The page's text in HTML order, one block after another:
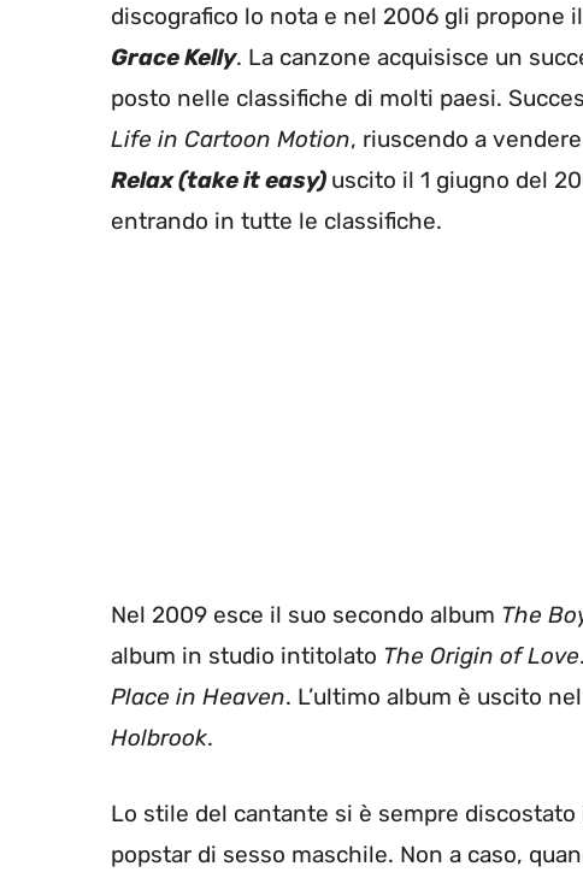
discografico lo nota e nel 2006 gli propone
Grace Kelly. La canzone acquisisce un
posto nelle classifiche di molti paesi.
Life in Cartoon Motion, riuscendo a
Relax (take it easy) uscito il 1 giugno del
entrando in tutte le classifiche.
Nel 2009 esce il suo secondo album The
album in studio intitolato The Origin of Love
Place in Heaven. L’ultimo album è uscito
Holbrook.
Lo stile del cantante si è sempre
popstar di sesso maschile. Non a caso,